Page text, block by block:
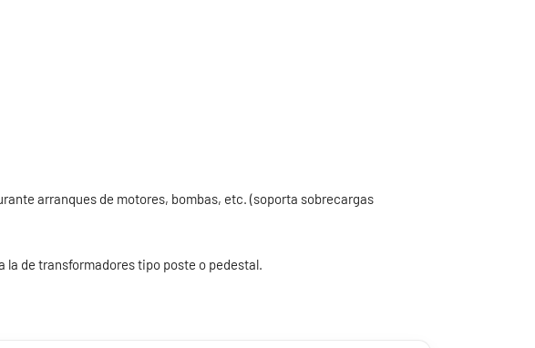
arranques de motores, bombas, etc. (soporta sobrecargas
la de transformadores tipo poste o pedestal.